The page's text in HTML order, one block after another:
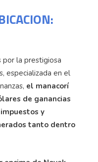
por la prestigiosa
especializada en el
el manacorí
de ganancias
y
tanto dentro